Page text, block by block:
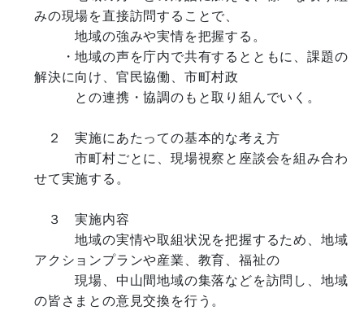
みの現場を直接訪問することで、
地域の強みや実情を把握する。
・地域の声を庁内で共有するとともに、課題の
解決に向け、官民協働、市町村政
との連携・協調のもと取り組んでいく。
２　実施にあたっての基本的な考え方
市町村ごとに、現場視察と座談会を組み合わ
せて実施する。
３　実施内容
地域の実情や取組状況を把握するため、地域
アクションプランや産業、教育、福祉の
現場、中山間地域の集落などを訪問し、地域
の皆さまとの意見交換を行う。